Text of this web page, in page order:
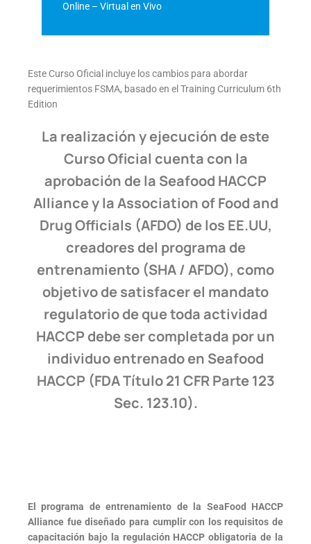
Online – Virtual en Vivo
Este Curso Oficial incluye los cambios para abordar
requerimientos FSMA, basado en el Training Curriculum 6th
Edition
La realización y ejecución de este
Curso Oficial cuenta con la
aprobación de la Seafood HACCP
Alliance y la Association of Food and
Drug Officials (AFDO) de los EE.UU,
creadores del programa de
entrenamiento (SHA / AFDO), como
objetivo de satisfacer el mandato
regulatorio de que toda actividad
HACCP debe ser completada por un
individuo entrenado en Seafood
HACCP (FDA Título 21 CFR Parte 123
Sec. 123.10).
El programa de entrenamiento de la SeaFood HACCP
Alliance fue diseñado para cumplir con los requisitos de
capacitación bajo la regulación HACCP obligatoria de la